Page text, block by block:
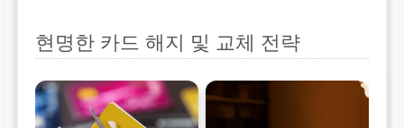
현명한 카드 해지 및 교체 전략